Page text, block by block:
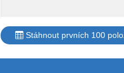
Stáhnout prvních 100